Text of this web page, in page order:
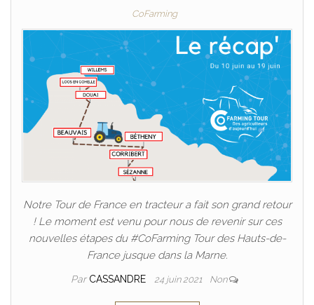
CoFarming
Notre Tour de France en tracteur a fait son grand retour
! Le moment est venu pour nous de revenir sur ces
nouvelles étapes du #CoFarming Tour des Hauts-de-
France jusque dans la Marne.
Par CASSANDRE 24 juin 2021 Non